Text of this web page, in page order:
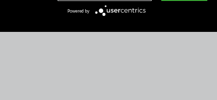
Integrity Line
Powered by